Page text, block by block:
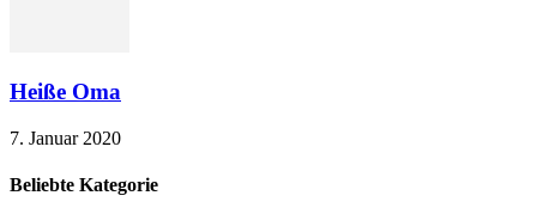
Heiße Oma
7. Januar 2020
Beliebte Kategorie